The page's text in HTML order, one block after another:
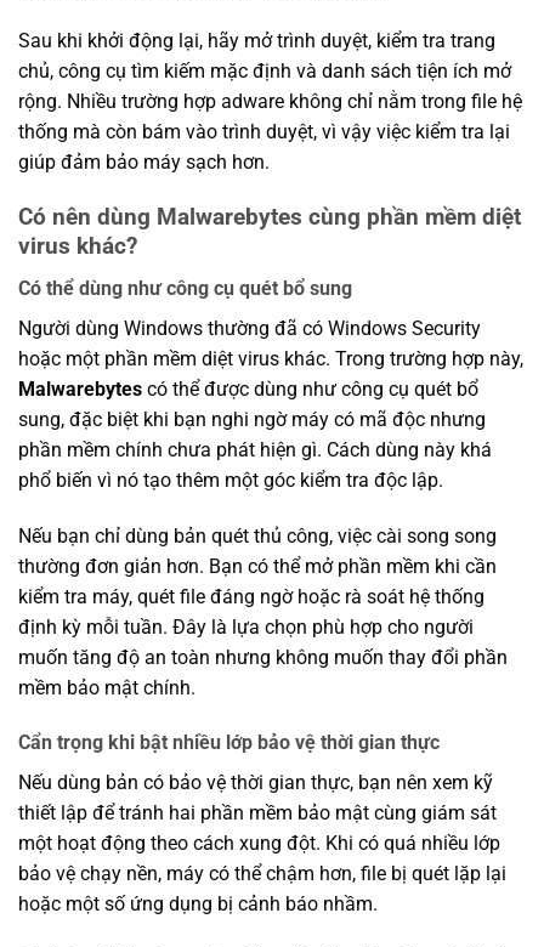
Sau khi khởi động lại, hãy mở trình duyệt, kiểm tra trang
chủ, công cụ tìm kiếm mặc định và danh sách tiện ích mở
rộng. Nhiều trường hợp adware không chỉ nằm trong file hệ
thống mà còn bám vào trình duyệt, vì vậy việc kiểm tra lại
giúp đảm bảo máy sạch hơn.
Có nên dùng Malwarebytes cùng phần mềm diệt
virus khác?
Có thể dùng như công cụ quét bổ sung
Người dùng Windows thường đã có Windows Security
hoặc một phần mềm diệt virus khác. Trong trường hợp này,
Malwarebytes có thể được dùng như công cụ quét bổ
sung, đặc biệt khi bạn nghi ngờ máy có mã độc nhưng
phần mềm chính chưa phát hiện gì. Cách dùng này khá
phổ biến vì nó tạo thêm một góc kiểm tra độc lập.
Nếu bạn chỉ dùng bản quét thủ công, việc cài song song
thường đơn giản hơn. Bạn có thể mở phần mềm khi cần
kiểm tra máy, quét file đáng ngờ hoặc rà soát hệ thống
định kỳ mỗi tuần. Đây là lựa chọn phù hợp cho người
muốn tăng độ an toàn nhưng không muốn thay đổi phần
mềm bảo mật chính.
Cẩn trọng khi bật nhiều lớp bảo vệ thời gian thực
Nếu dùng bản có bảo vệ thời gian thực, bạn nên xem kỹ
thiết lập để tránh hai phần mềm bảo mật cùng giám sát
một hoạt động theo cách xung đột. Khi có quá nhiều lớp
bảo vệ chạy nền, máy có thể chậm hơn, file bị quét lặp lại
hoặc một số ứng dụng bị cảnh báo nhầm.